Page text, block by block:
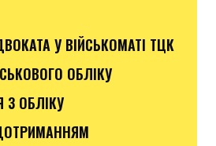
У ВІЙСЬКОМАТІ ТЦК
ОБЛІКУ
ОБЛІКУ